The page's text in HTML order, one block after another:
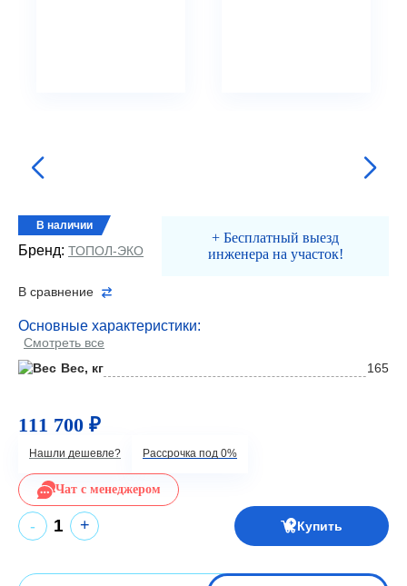
В наличии
Бренд: ТОПОЛ-ЭКО
+ Бесплатный выезд
инженера на участок!
В сравнение
Основные характеристики:
Смотреть все
Вес, кг
165
- +
111 700 ₽
Нашли дешевле? Рассрочка под 0%
Чат с менеджером
Купить